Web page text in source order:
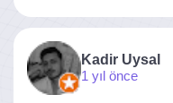
Kadir Uysal
1 yıl önce